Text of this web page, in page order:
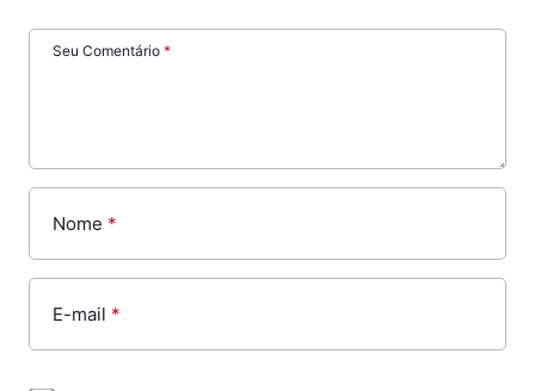
Seu Comentário *
Nome *
E-mail *